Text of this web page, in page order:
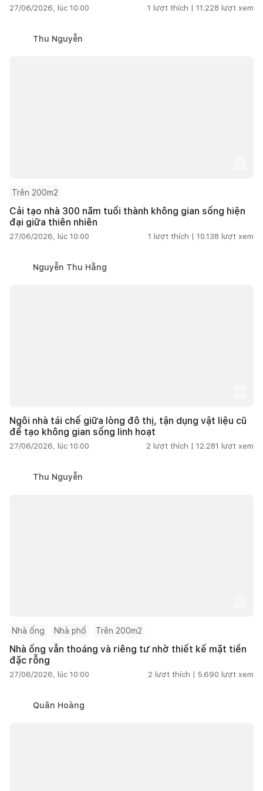
27/06/2026, lúc 10:00 1 lượt thích | 11.228 lượt xem
Thu Nguyễn
Trên 200m2
Cải tạo nhà 300 năm tuổi thành không gian sống hiện
đại giữa thiên nhiên
27/06/2026, lúc 10:00 1 lượt thích | 10.138 lượt xem
Nguyễn Thu Hằng
Ngôi nhà tái chế giữa lòng đô thị, tận dụng vật liệu cũ
để tạo không gian sống linh hoạt
27/06/2026, lúc 10:00 2 lượt thích | 12.281 lượt xem
Thu Nguyễn
Nhà ống Nhà phố Trên 200m2
Nhà ống vẫn thoáng và riêng tư nhờ thiết kế mặt tiền
đặc rỗng
27/06/2026, lúc 10:00 2 lượt thích | 5.690 lượt xem
Quân Hoàng